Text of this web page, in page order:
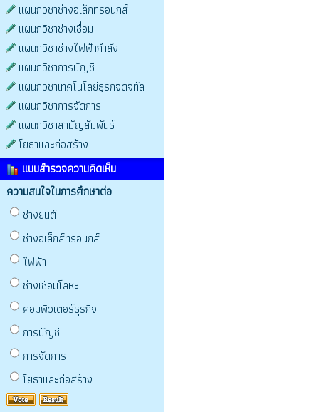
แผนกวิชาช่างอิเล็กทรอนิกส์
แผนกวิชาช่างเชื่อม
แผนกวิชาช่างไฟฟ้ากำลัง
แผนกวิชาการบัญชี
แผนกวิชาเทคโนโลยีธุรกิจดิจิทัล
แผนกวิชาการจัดการ
แผนกวิชาสามัญสัมพันธ์
โยธาและก่อสร้าง
แบบสำรวจความคิดเห็น
ความสนใจในการศึกษาต่อ
ช่างยนต์
ช่างอิเล็กส์ทรอนิกส์
ไฟฟ้า
ช่างเชื่อมโลหะ
คอมพิวเตอร์ธุรกิจ
การบัญชี
การจัดการ
โยธาและก่อสร้าง